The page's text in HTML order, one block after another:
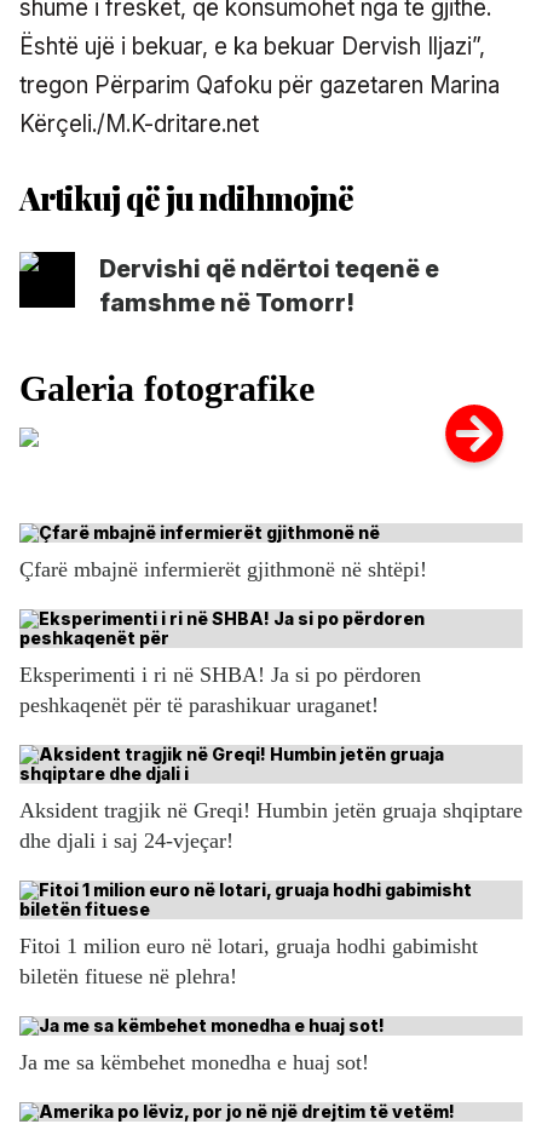
shumë i freskët, që konsumohet nga të gjithë.
Është ujë i bekuar, e ka bekuar Dervish Iljazi”,
tregon Përparim Qafoku për gazetaren Marina
Kërçeli./M.K-dritare.net
Dervishi që ndërtoi teqenë e
famshme në Tomorr!
Çfarë mbajnë infermierët gjithmonë në shtëpi!
Eksperimenti i ri në SHBA! Ja si po përdoren
peshkaqenët për të parashikuar uraganet!
Aksident tragjik në Greqi! Humbin jetën gruaja shqiptare
dhe djali i saj 24-vjeçar!
Fitoi 1 milion euro në lotari, gruaja hodhi gabimisht
biletën fituese në plehra!
Ja me sa këmbehet monedha e huaj sot!